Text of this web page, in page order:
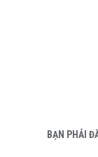
BẠN PHẢI